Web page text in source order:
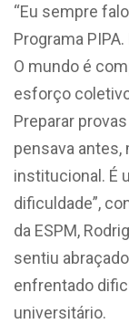
“Eu sempre
Programa
O mundo é
esforço
Preparar
pensava
institucional. É
dificuldade”,
da ESPM,
sentiu
enfrentado
universitário.